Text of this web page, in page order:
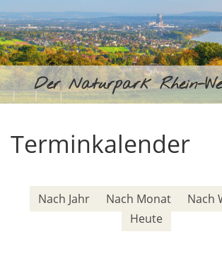
Der Naturpark Rhein-
Terminkalender
Nach Jahr Nach Monat
Nach
Heute